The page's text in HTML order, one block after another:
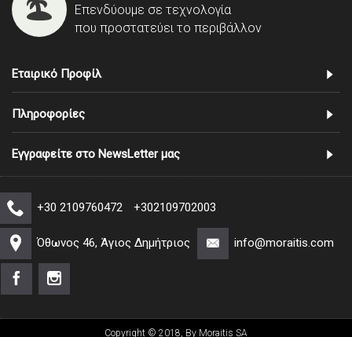
Επενδύουμε σε τεχνολογία
που προστατεύει το περιβάλλον
Εταιρικό Προφίλ
Πληροφορίες
Εγγραφείτε στο NewsLetter μας
+30 2109760472 +302109702003
Όθωνος 46, Άγιος Δημήτριος info@moraitis.com
Copyright © 2018, By Moraitis SA